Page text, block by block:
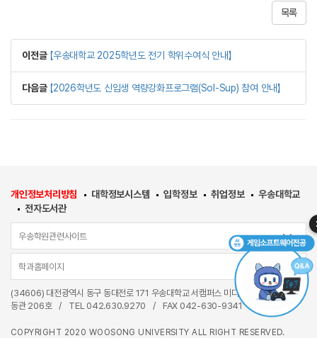
목록
이전글 【우송대학교 2025학년도 전기 학위수여식 안내】
다음글 【2026학년도 신입생 역량강화프로그램(Sol-Sup) 참여 안내】
개인정보처리방침 대학정보시스템 입학정보 취업정보
우송대학교
전자도서관
우송학원관련사이트
학과홈페이지
(34606) 대전광역시 동구 동대전로 171 우송대학교 서캠퍼스 미디어융합관(W17)
동관 206호
/ TEL 042.630.9270 / FAX 042-630-9341
COPYRIGHT 2020 WOOSONG UNIVERSITY ALL RIGHT RESERVED.